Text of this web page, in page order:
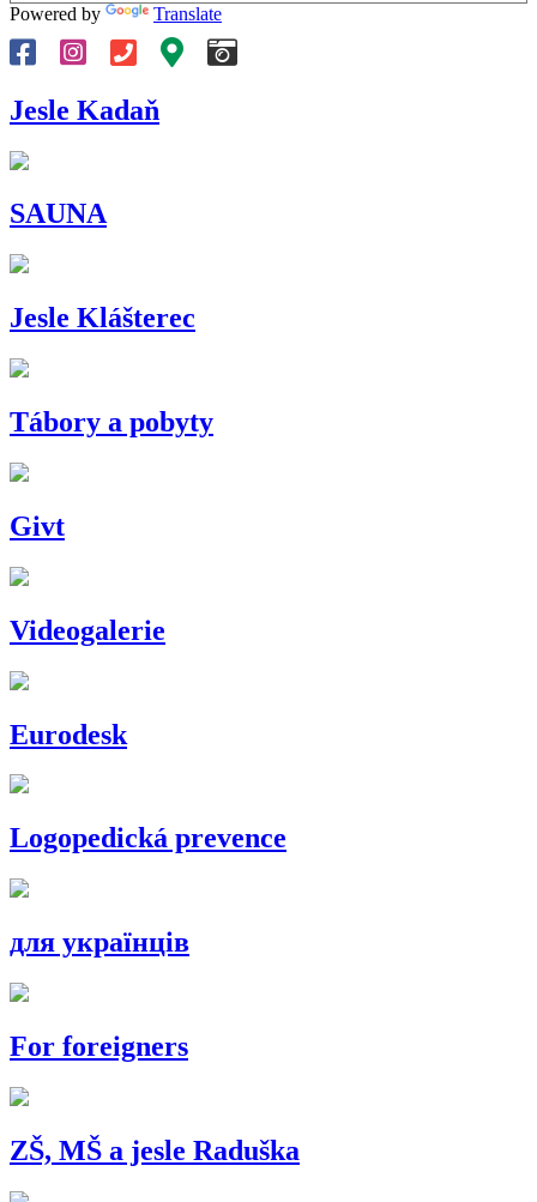
Powered by Translate
Jesle Kadaň
SAUNA
Jesle Klášterec
Tábory a pobyty
Givt
Videogalerie
Eurodesk
Logopedická prevence
для українців
For foreigners
ZŠ, MŠ a jesle Raduška